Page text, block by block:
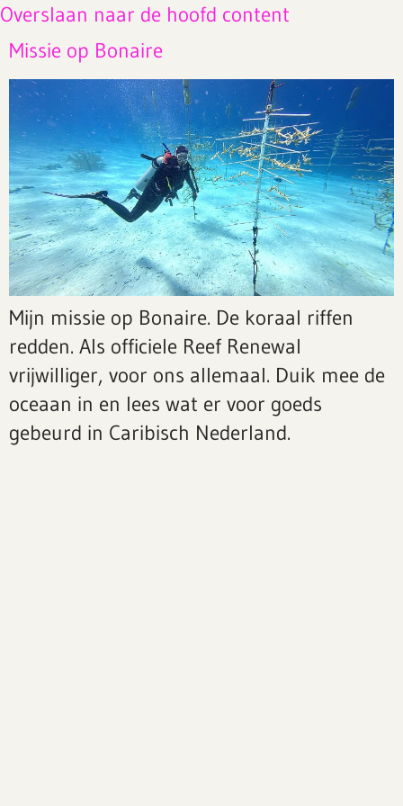
Overslaan naar de hoofd content
Missie op Bonaire
Mijn missie op Bonaire. De koraal riffen
redden. Als officiele Reef Renewal
vrijwilliger, voor ons allemaal. Duik mee de
oceaan in en lees wat er voor goeds
gebeurd in Caribisch Nederland.